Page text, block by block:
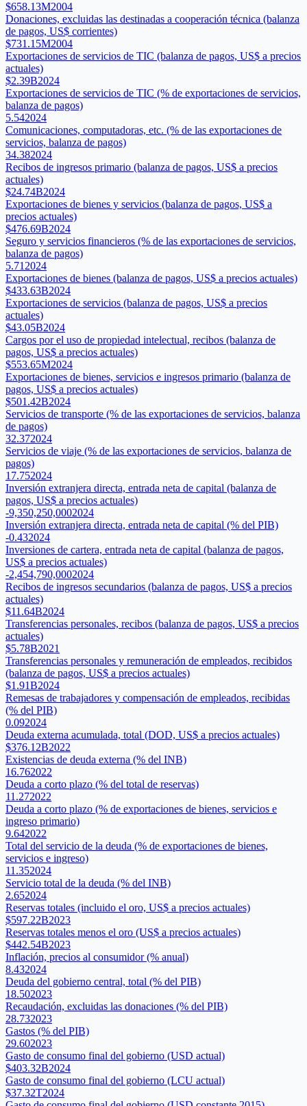
$658.13M2004
Donaciones, excluidas las destinadas a cooperación técnica (balanza
de pagos, US$ corrientes)
$731.15M2004
Exportaciones de servicios de TIC (balanza de pagos, US$ a precios
actuales)
$2.39B2024
Exportaciones de servicios de TIC (% de exportaciones de servicios,
balanza de pagos)
5.542024
Comunicaciones, computadoras, etc. (% de las exportaciones de
servicios, balanza de pagos)
34.382024
Recibos de ingresos primario (balanza de pagos, US$ a precios
actuales)
$24.74B2024
Exportaciones de bienes y servicios (balanza de pagos, US$ a
precios actuales)
$476.69B2024
Seguro y servicios financieros (% de las exportaciones de servicios,
balanza de pagos)
5.71 2024
Exportaciones de bienes (balanza de pagos, US$ a precios actuales)
$433.63B2024
Exportaciones de servicios (balanza de pagos, US$ a precios
actuales)
$43.05B2024
Cargos por el uso de propiedad intelectual, recibos (balanza de
pagos, US$ a precios actuales)
$553.65M2024
Exportaciones de bienes, servicios e ingresos primario (balanza de
pagos, US$ a precios actuales)
$501.42B2024
Servicios de transporte (% de las exportaciones de servicios, balanza
de pagos)
32.372024
Servicios de viaje (% de las exportaciones de servicios, balanza de
pagos)
17.752024
Inversión extranjera directa, entrada neta de capital (balanza de
pagos, US$ a precios actuales)
-9,350,250,0002024
Inversión extranjera directa, entrada neta de capital (% del PIB)
-0.432024
Inversiones de cartera, entrada neta de capital (balanza de pagos,
US$ a precios actuales)
-2,454,790,0002024
Recibos de ingresos secundarios (balanza de pagos, US$ a precios
actuales)
$11.64B2024
Transferencias personales, recibos (balanza de pagos, US$ a precios
actuales)
$5.78B2021
Transferencias personales y remuneración de empleados, recibidos
(balanza de pagos, US$ a precios actuales)
$1.91B2024
Remesas de trabajadores y compensación de empleados, recibidas
(% del PIB)
0.092024
Deuda externa acumulada, total (DOD, US$ a precios actuales)
$376.12B2022
Existencias de deuda externa (% del INB)
16.762022
Deuda a corto plazo (% del total de reservas)
11.272022
Deuda a corto plazo (% de exportaciones de bienes, servicios e
ingreso primario)
9.642022
Total del servicio de la deuda (% de exportaciones de bienes,
servicios e ingreso)
11.352024
Servicio total de la deuda (% del INB)
2.652024
Reservas totales (incluido el oro, US$ a precios actuales)
$597.22B2023
Reservas totales menos el oro (US$ a precios actuales)
$442.54B2023
Inflación, precios al consumidor (% anual)
8.432024
Deuda del gobierno central, total (% del PIB)
18.502023
Recaudación, excluidas las donaciones (% del PIB)
28.732023
Gastos (% del PIB)
29.602023
Gasto de consumo final del gobierno (USD actual)
$403.32B2024
Gasto de consumo final del gobierno (LCU actual)
$37.32T2024